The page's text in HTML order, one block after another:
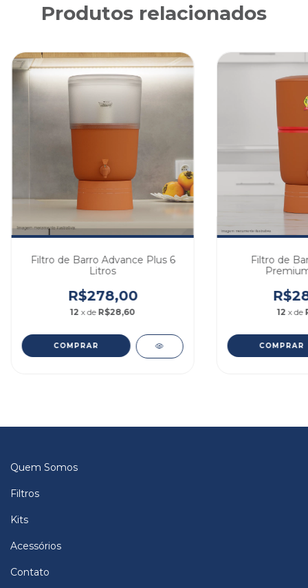
Produtos relacionados
Filtro de Barro Advance Plus 6
Litros
R$278,00
12 x de R$28,60
Filtro de
12 x de
Quem Somos
Filtros
Kits
Acessórios
Contato